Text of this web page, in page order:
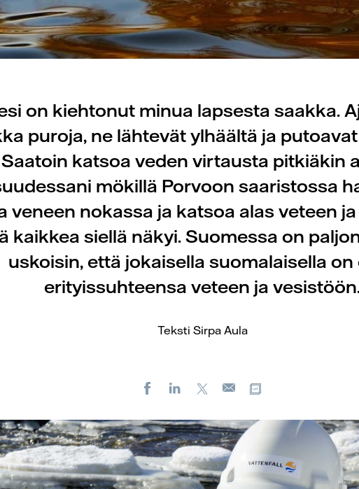
on kiehtonut minua lapsesta saakka.
puroja, ne lähtevät ylhäältä ja
Saatoin katsoa veden virtausta pitkiäkin
mökillä Porvoon saaristossa
veneen nokassa ja katsoa alas veteen
kaikkea siellä näkyi. Suomessa on
uskoisin, että jokaisella suomalaisella on
erityissuhteensa veteen ja
Teksti Sirpa Aula
FacebookLinkedIn
X Sähköposti